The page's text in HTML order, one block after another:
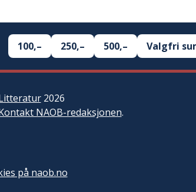
100,– 250,– 500,– Valgfri
2026
NAOB-redaksjonen.
på naob.no